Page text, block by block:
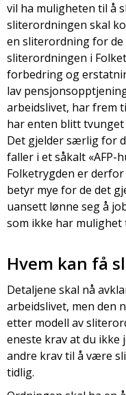
vil ha muligheten til å
sliterordningen skal
en sliterordning for de
sliterordningen i
forbedring og
lav
arbeidslivet, har frem
har enten blitt
Det gjelder særlig for
faller i et såkalt «AFP-
Folketrygden er
betyr mye for de det
uansett lønne seg å
som ikke har mulighet
Hvem kan få
Detaljene skal nå
arbeidslivet, men den
etter modell av
eneste krav at du ikke
andre krav til å være
tidlig.